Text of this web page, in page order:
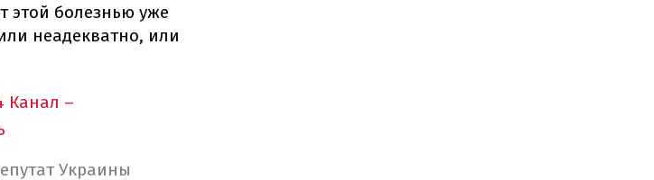
этой болезнью уже
неадекватно, или
Канал –
Украины